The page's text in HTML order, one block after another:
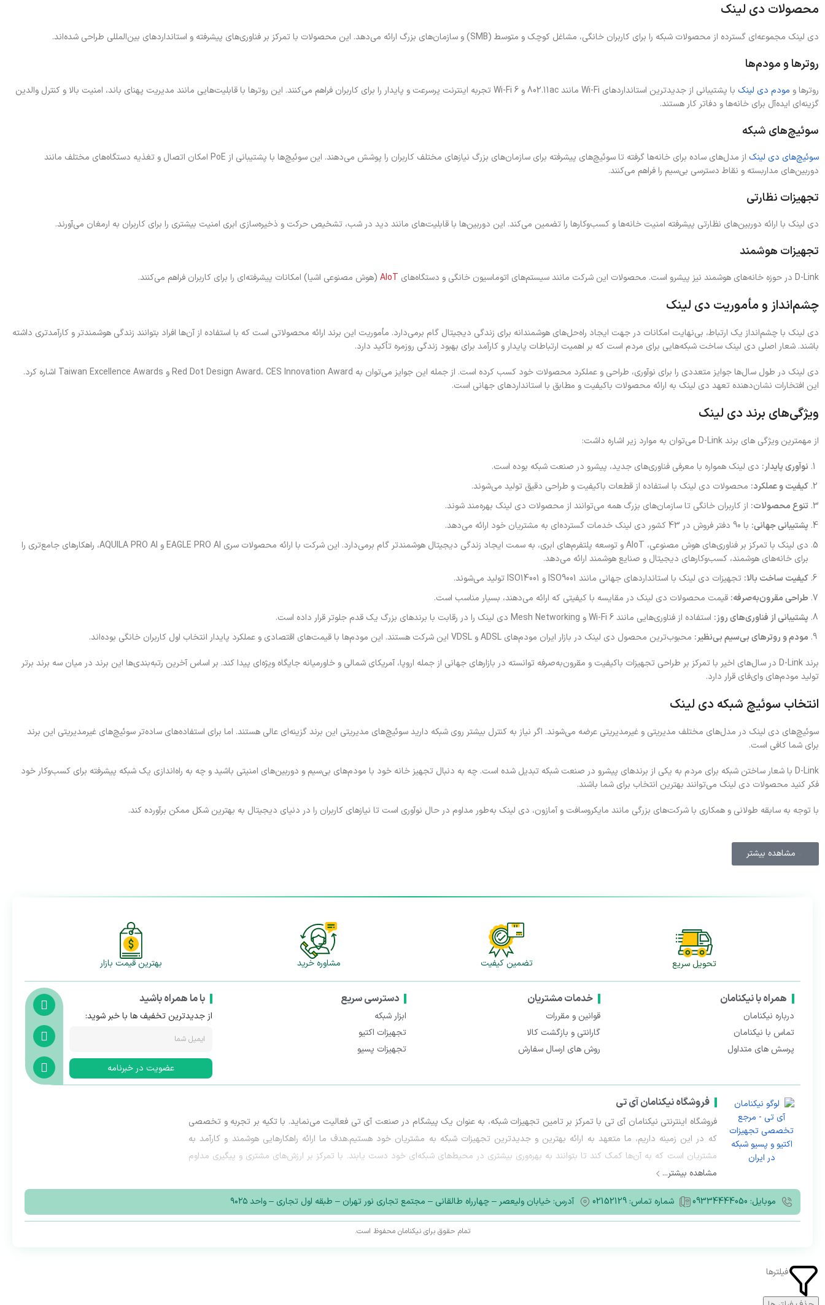
محصولات دی لینک
دی لینک مجموعه‌ای گسترده از محصولات شبکه را برای کاربران خانگی، مشاغل کوچک و متوسط (SMB) و سازمان‌های بزرگ ارائه می‌دهد. این محصولات با تمرکز بر فناوری‌های پیشرفته و استانداردهای بین‌المللی طراحی شده‌اند.
روترها و مودم‌ها
روترها و مودم دی لینک
با پشتیبانی از جدیدترین استانداردهای Wi-Fi مانند 802.11ac و Wi-Fi 6 تجربه اینترنت پرسرعت و پایدار را برای کاربران فراهم می‌کنند. این روترها با قابلیت‌هایی مانند مدیریت پهنای باند، امنیت بالا و کنترل والدین
گزینه‌ای ایده‌آل برای خانه‌ها و دفاتر کار هستند.
سوئیچ‌های شبکه
سوئیچ‌های دی لینک
از مدل‌های ساده برای خانه‌ها گرفته تا سوئیچ‌های پیشرفته برای سازمان‌های بزرگ نیازهای مختلف کاربران را پوشش می‌دهند. این سوئیچ‌ها با پشتیبانی از PoE امکان اتصال و تغذیه دستگاه‌های مختلف مانند
دوربین‌های مداربسته و نقاط دسترسی بی‌سیم را فراهم می‌کنند.
تجهیزات نظارتی
دی لینک با ارائه دوربین‌های نظارتی پیشرفته امنیت خانه‌ها و کسب‌وکارها را تضمین می‌کند. این دوربین‌ها با قابلیت‌های مانند دید در شب، تشخیص حرکت و ذخیره‌سازی ابری امنیت بیشتری را برای کاربران به ارمغان می‌آورند.
تجهیزات هوشمند
D-Link در حوزه خانه‌های هوشمند نیز پیشرو است. محصولات این شرکت مانند سیستم‌های اتوماسیون خانگی و دستگاه‌های AIoT (هوش مصنوعی اشیا) امکانات پیشرفته‌ای را برای کاربران فراهم می‌کنند.
چشم‌انداز و مأموریت دی لینک
دی لینک با چشم‌انداز یک ارتباط، بی‌نهایت امکانات در جهت ایجاد راه‌حل‌های هوشمندانه برای زندگی دیجیتال گام برمی‌دارد. مأموریت این برند ارائه محصولاتی است که با استفاده از آن‌ها افراد بتوانند زندگی هوشمندتر و کارآمدتری داشته
باشند. شعار اصلی دی لینک ساخت شبکه‌هایی برای مردم است که بر اهمیت ارتباطات پایدار و کارآمد برای بهبود زندگی روزمره تأکید دارد.
دی لینک در طول سال‌ها جوایز متعددی را برای نوآوری، طراحی و عملکرد محصولات خود کسب کرده است. از جمله این جوایز می‌توان به Red Dot Design Award، CES Innovation Award و Taiwan Excellence Awards اشاره کرد.
این افتخارات نشان‌دهنده تعهد دی لینک به ارائه محصولات باکیفیت و مطابق با استانداردهای جهانی است.
ویژگی‌های برند دی لینک
از مهمترین ویژگی های برند D-Link می‌توان به موارد زیر اشاره داشت:
نوآوری پایدار: دی لینک همواره با معرفی فناوری‌های جدید، پیشرو در صنعت شبکه بوده است.
کیفیت و عملکرد: محصولات دی لینک با استفاده از قطعات باکیفیت و طراحی دقیق تولید می‌شوند.
تنوع محصولات: از کاربران خانگی تا سازمان‌های بزرگ همه می‌توانند از محصولات دی لینک بهره‌مند شوند.
پشتیبانی جهانی: با 90 دفتر فروش در 43 کشور دی لینک خدمات گسترده‌ای به مشتریان خود ارائه می‌دهد.
دی لینک با تمرکز بر فناوری‌های هوش مصنوعی، AIoT و توسعه پلتفرم‌های ابری، به سمت ایجاد زندگی دیجیتال هوشمندتر گام برمی‌دارد. این شرکت با ارائه محصولات سری EAGLE PRO AI و AQUILA PRO AI، راهکارهای جامع‌تری را
برای خانه‌های هوشمند، کسب‌وکارهای دیجیتال و صنایع هوشمند ارائه می‌دهد.
کیفیت ساخت بالا: تجهیزات دی لینک با استانداردهای جهانی مانند ISO9001 و ISO14001 تولید می‌شوند.
طراحی مقرون‌به‌صرفه: قیمت محصولات دی لینک در مقایسه با کیفیتی که ارائه می‌دهند، بسیار مناسب است.
پشتیبانی از فناوری‌های روز: استفاده از فناوری‌هایی مانند Wi-Fi 6 و Mesh Networking دی لینک را در رقابت با برندهای بزرگ یک قدم جلوتر قرار داده است.
مودم و روترهای بی‌سیم بی‌نظیر: محبوب‌ترین محصول دی لینک در بازار ایران مودم‌های ADSL و VDSL این شرکت هستند. این مودم‌ها با قیمت‌های اقتصادی و عملکرد پایدار انتخاب اول کاربران خانگی بوده‌اند.
برند D-Link در سال‌های اخیر با تمرکز بر طراحی تجهیزات باکیفیت و مقرون‌به‌صرفه توانسته در بازارهای جهانی از جمله اروپا، آمریکای شمالی و خاورمیانه جایگاه ویژه‌ای پیدا کند. بر اساس آخرین رتبه‌بندی‌ها این برند در میان سه برند برتر
تولید مودم‌های وای‌فای قرار دارد.
انتخاب سوئیچ شبکه دی لینک
سوئیچ‌های دی لینک در مدل‌های مختلف مدیریتی و غیرمدیریتی عرضه می‌شوند. اگر نیاز به کنترل بیشتر روی شبکه دارید سوئیچ‌های مدیریتی این برند گزینه‌ای عالی هستند. اما برای استفاده‌های ساده‌تر سوئیچ‌های غیرمدیریتی این برند
برای شما کافی است.
D-Link با شعار ساختن شبکه برای مردم به یکی از برندهای پیشرو در صنعت شبکه تبدیل شده است. چه به دنبال تجهیز خانه خود با مودم‌های بی‌سیم و دوربین‌های امنیتی باشید و چه به راه‌اندازی یک شبکه پیشرفته برای کسب‌وکار خود
فکر کنید محصولات دی لینک می‌توانند بهترین انتخاب برای شما باشند.
با توجه به سابقه طولانی و همکاری با شرکت‌های بزرگی مانند مایکروسافت و آمازون، دی لینک به‌طور مداوم در حال نوآوری است تا نیازهای کاربران را در دنیای دیجیتال به بهترین شکل ممکن برآورده کند.
مشاهده بیشتر
تحویل سریع تضمین کیفیت مشاوره خرید بهترین قیمت بازار
همراه با نیکنامان
درباره نیکنامان
تماس با نیکنامان
پرسش های متداول
خدمات مشتریان
قوانین و مقررات
گارانتی و بازگشت کالا
روش های ارسال سفارش
دسترسی سریع
ابزار شبکه
تجهیزات اکتیو
تجهیزات پسیو
با ما همراه باشید
از جدیدترین تخفیف ها با خبر شوید:
عضویت در خبرنامه
فروشگاه نیکنامان آی‌ تی
فروشگاه اینترنتی نیکنامان آی تی با تمرکز بر تامین تجهیزات شبکه، به عنوان یک پیشگام در صنعت آی تی فعالیت می‌نماید. با تکیه بر تجربه و تخصصی
که در این زمینه داریم، ما متعهد به ارائه بهترین و جدیدترین تجهیزات شبکه به مشتریان خود هستیم.هدف ما ارائه راهکارهایی هوشمند و کارآمد به
مشتریان است که به آن‌ها کمک کند تا بتوانند به بهره‌وری بیشتری در محیط‌های شبکه‌ای خود دست یابند. با تمرکز بر ارزش‌های مشتری و پیگیری مداوم
نیازهای بازار، ما به مشتریان خود راهکارهایی سفارشی و منحصر به فرد ارائه می‌دهیم تا بتوانند با چالش‌های فعلی و آینده در حوزه تکنولوژی ارتباطات مقابله
نمایند.
با افتخار می‌گوییم که به عنوان یکی از ارائه‌دهندگان برتر تجهیزات شبکه، در خدمت شما عزیزان هستیم.
مشاهده بیشتر...
موبایل: 09334444050 شماره تماس: 02152129 آدرس: خیابان ولیعصر – چهارراه طالقانی – مجتمع تجاری نور تهران – طبقه اول تجاری – واحد ۹۰۲۵
تمام حقوق برای نیکنامان محفوظ است.
فیلترها